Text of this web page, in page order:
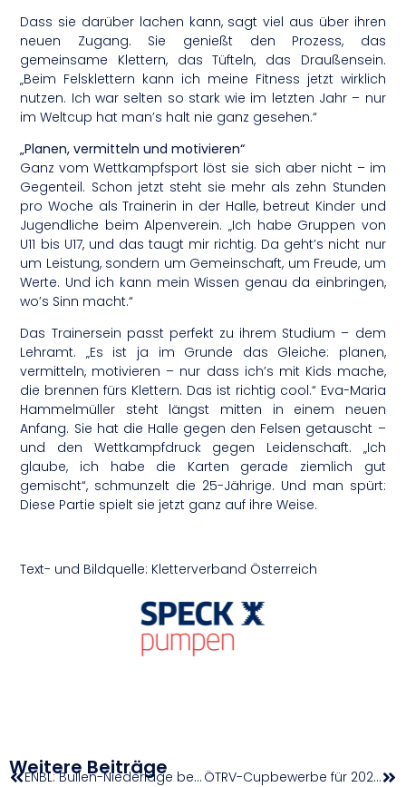
Dass sie darüber lachen kann, sagt viel aus über ihren
neuen Zugang. Sie genießt den Prozess, das
gemeinsame Klettern, das Tüfteln, das Draußensein.
„Beim Felsklettern kann ich meine Fitness jetzt wirklich
nutzen. Ich war selten so stark wie im letzten Jahr – nur
im Weltcup hat man’s halt nie ganz gesehen.“
„Planen, vermitteln und motivieren“
Ganz vom Wettkampfsport löst sie sich aber nicht – im
Gegenteil. Schon jetzt steht sie mehr als zehn Stunden
pro Woche als Trainerin in der Halle, betreut Kinder und
Jugendliche beim Alpenverein. „Ich habe Gruppen von
U11 bis U17, und das taugt mir richtig. Da geht’s nicht nur
um Leistung, sondern um Gemeinschaft, um Freude, um
Werte. Und ich kann mein Wissen genau da einbringen,
wo’s Sinn macht.“
Das Trainersein passt perfekt zu ihrem Studium – dem
Lehramt. „Es ist ja im Grunde das Gleiche: planen,
vermitteln, motivieren – nur dass ich’s mit Kids mache,
die brennen fürs Klettern. Das ist richtig cool.“ Eva-Maria
Hammelmüller steht längst mitten in einem neuen
Anfang. Sie hat die Halle gegen den Felsen getauscht –
und den Wettkampfdruck gegen Leidenschaft. „Ich
glaube, ich habe die Karten gerade ziemlich gut
gemischt“, schmunzelt die 25-Jährige. Und man spürt:
Diese Partie spielt sie jetzt ganz auf ihre Weise.
Text- und Bildquelle: Kletterverband Österreich
Weitere Beiträge ENBL: Bullen-Niederlage bei Alkar Sinj ÖTRV-Cupbewerbe für 2026 ausgeschrieben